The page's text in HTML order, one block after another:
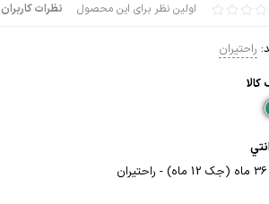
اولین نظر برای این محصول نظرات کاربران
راحتیران
كالا
36 ماه (جک 12 ماه) - راحتيران